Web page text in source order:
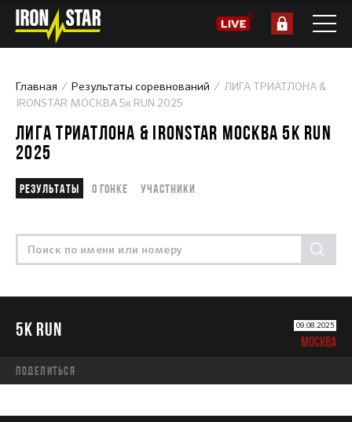
Главная Результаты соревнований
ЛИГА ТРИАТЛОНА &
IRONSTAR МОСКВА 5к RUN 2025
ЛИГА ТРИАТЛОНА & IRONSTAR МОСКВА 5К RUN
2025
Результаты О гонке Участники
5К RUN 09.08.2025
МОСКВА
Поделиться